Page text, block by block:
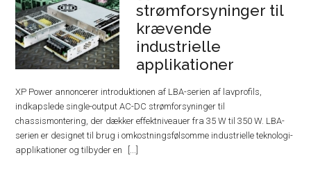
strømforsyninger til
krævende
industrielle
applikationer
XP Power annoncerer introduktionen af ​​LBA-serien af ​​lavprofils,
indkapslede single-output AC-DC strømforsyninger til
chassismontering, der dækker effektniveauer fra 35 W til 350 W. LBA-
serien er designet til brug i omkostningsfølsomme industrielle teknologi-
applikationer og tilbyder en